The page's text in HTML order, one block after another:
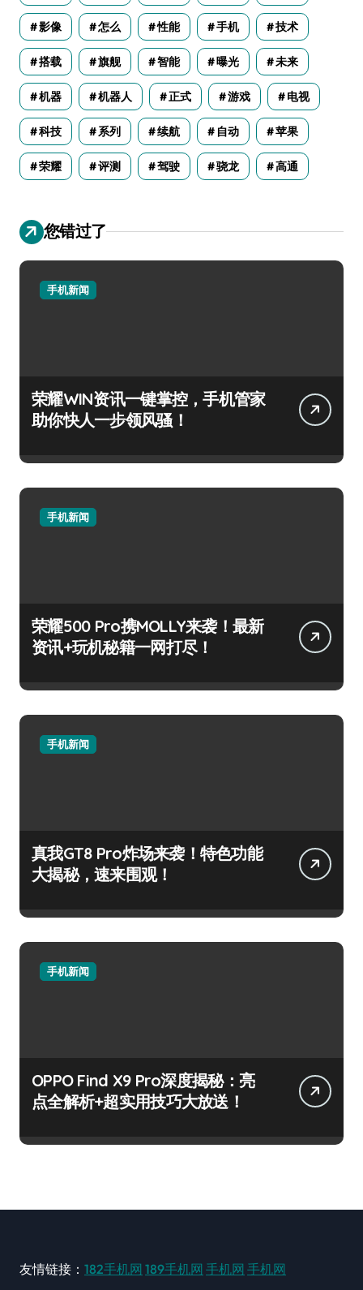
影像 怎么 性能 手机 技术
搭载 旗舰 智能 曝光 未来
机器 机器人 正式 游戏 电视
科技 系列 续航 自动 苹果
荣耀 评测 驾驶 骁龙 高通
您错过了
手机新闻
荣耀WIN资讯一键掌控，手机管家
助你快人一步领风骚！
手机新闻
荣耀500 Pro携MOLLY来袭！最新
资讯+玩机秘籍一网打尽！
手机新闻
真我GT8 Pro炸场来袭！特色功能
大揭秘，速来围观！
手机新闻
OPPO Find X9 Pro深度揭秘：亮
点全解析+超实用技巧大放送！
友情链接： 182手机网 189手机网 手机网 手机网